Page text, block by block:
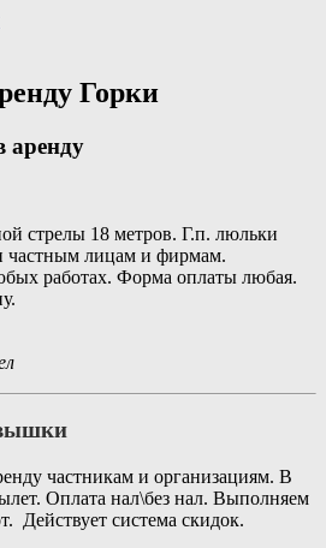
Горки
аренду
стрелы 18 метров. Г.п. люльки
частным лицам и фирмам.
работах. Форма оплаты любая.
частникам и организациям. В
Оплата нал\без нал. Выполняем
Действует система скидок.